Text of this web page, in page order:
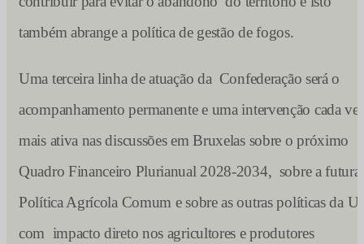
também abrange a política de gestão de fogos.
Uma terceira linha de atuação da Confederação será o
acompanhamento permanente e uma intervenção cada
mais ativa nas discussões em Bruxelas sobre o próximo
Quadro Financeiro Plurianual 2028-2034, sobre a futura
Política Agrícola Comum e sobre as outras políticas da
com impacto direto nos agricultores e produtores